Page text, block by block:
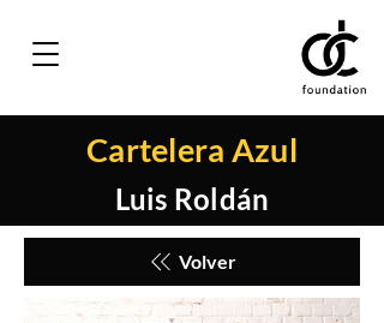
Cartelera Azul
Luis Roldán
Volver